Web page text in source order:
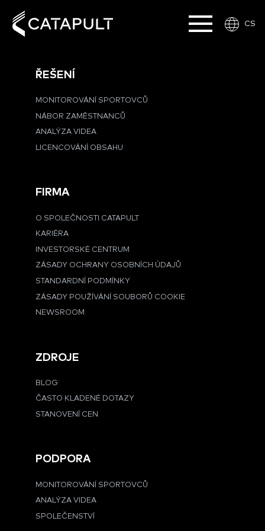
CS
ŘEŠENÍ
MONITOROVÁNÍ SPORTOVCŮ
NÁBOR ZAMĚSTNANCŮ
ANALÝZA VIDEA
LICENCOVÁNÍ OBSAHU
FIRMA
O SPOLEČNOSTI CATAPULT
KARIÉRA
INVESTORSKÉ CENTRUM
ZÁSADY OCHRANY OSOBNÍCH ÚDAJŮ
STANDARDNÍ PODMÍNKY
ZÁSADY POUŽÍVÁNÍ SOUBORŮ COOKIE
NEWSROOM
ZDROJE
BLOG
ČASTO KLADENÉ DOTAZY
STANOVENÍ CEN
PODPORA
MONITOROVÁNÍ SPORTOVCŮ
ANALÝZA VIDEA
SPOLEČENSTVÍ